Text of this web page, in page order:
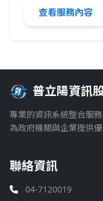
查看服務內容
普立陽資訊
專業的資訊系統整合服務
為政府機關與企業提供
聯絡資訊
04-7120019